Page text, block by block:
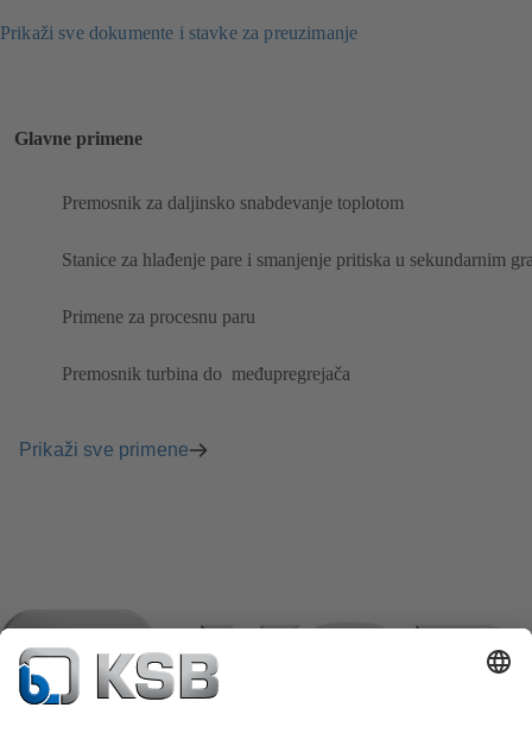
Prikaži sve dokumente i stavke za preuzimanje
Glavne primene
Premosnik za daljinsko snabdevanje toplotom
Stanice za hlađenje pare i smanjenje pritiska u sekundarnim
Primene za procesnu paru
Premosnik turbina do ​ međupregrejača
Prikaži sve primene